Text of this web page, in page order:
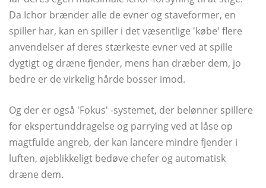
Da Ichor brænder alle de evner og staveformer, en
spiller har, kan en spiller i det væsentlige 'købe' flere
anvendelser af deres stærkeste evner ved at spille
dygtigt og dræne fjender, mens han dræber dem, jo ​​
bedre er de virkelig hårde bosser imod.
Og der er også 'Fokus' -systemet, der belønner spillere
for ekspertunddragelse og parrying ved at låse op
magtfulde angreb, der kan lancere mindre fjender i
luften, øjeblikkeligt bedøve chefer og automatisk
dræne dem.